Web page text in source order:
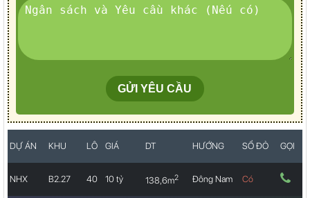
DỰ ÁN KHU LÔ GIÁ DT HƯỚNG SỔ ĐỎ GỌI
NHX B2.27 40 10 tỷ 138,6m2 Đông Nam Có